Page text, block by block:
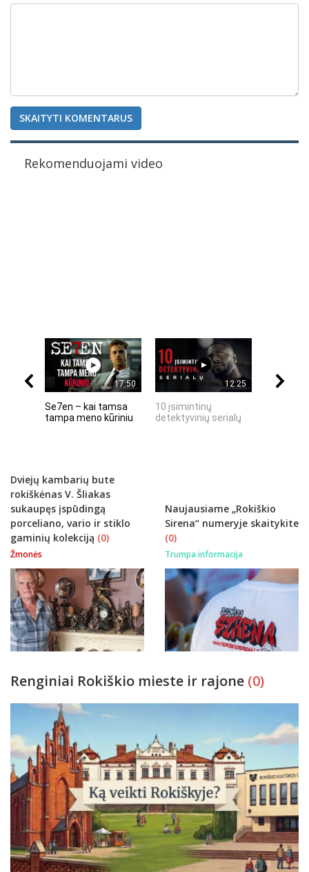
SKAITYTI KOMENTARUS
Rekomenduojami video
17:50
Se7en – kai tamsa
tampa meno kūriniu
12:25
10 įsimintinų
detektyvinių serialų
Dviejų kambarių bute
rokiškėnas V. Šliakas
sukaupęs įspūdingą
porceliano, vario ir stiklo
gaminių kolekciją (0)
Žmonės
Naujausiame „Rokiškio
Sirena“ numeryje skaitykite
(0)
Trumpa informacija
Renginiai Rokiškio mieste ir rajone (0)